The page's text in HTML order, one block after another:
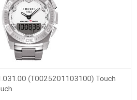
(T0025201103100) Touch